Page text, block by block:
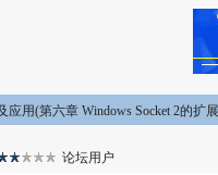
应用(第六章 Windows Socket 2的扩
论坛用户